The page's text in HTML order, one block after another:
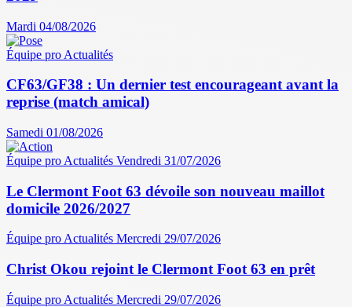
Mardi 04/08/2026
Équipe pro Actualités
CF63/GF38 : Un dernier test encourageant avant la
reprise (match amical)
Samedi 01/08/2026
Équipe pro Actualités Vendredi 31/07/2026
Le Clermont Foot 63 dévoile son nouveau maillot
domicile 2026/2027
Équipe proActualités Mercredi 29/07/2026
Christ Okou rejoint le Clermont Foot 63 en prêt
Équipe pro Actualités Mercredi 29/07/2026